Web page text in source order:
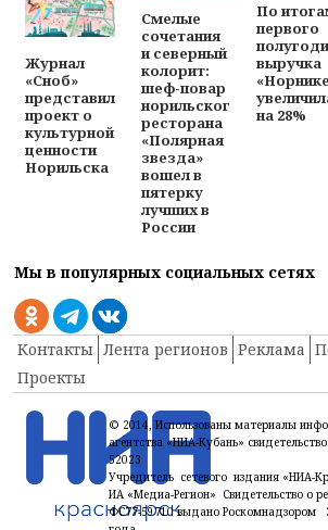
Журнал
«Сноб»
представил
проект о
культурной
ценности
Норильска
Смелые
сочетания
и северный
колорит:
шеф-повар
норильского
ресторана
«Полярная
звезда»
вошел в
пятерку
лучших в
России
По
первого
выручка
на 28%
Мы в популярных социальных сетях
Контакты Лента регионов Реклама
Проекты
© 2014, Использованы материалы
агентства «НИА-Кубань»
52023
Учредитель сетевого издания «НИА-
ИА «Медиа-Регион» Свидетельство о
ФС77-59710 выдано Роскомнадзором